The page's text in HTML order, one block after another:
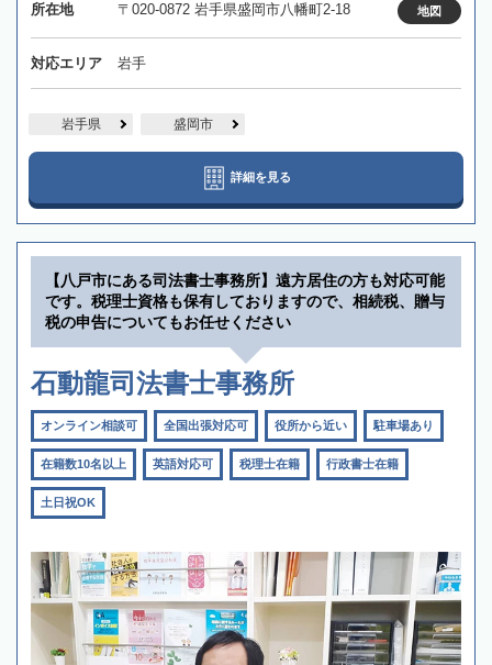
所在地 〒020-0872 岩手県盛岡市八幡町2-18 地図
対応エリア 岩手
岩手県 盛岡市
詳細を見る
【八戸市にある司法書士事務所】遠方居住の方も対応可能
です。税理士資格も保有しておりますので、相続税、贈与
税の申告についてもお任せください
石動龍司法書士事務所
オンライン相談可 全国出張対応可 役所から近い 駐車場あり
在籍数10名以上 英語対応可 税理士在籍 行政書士在籍
土日祝OK